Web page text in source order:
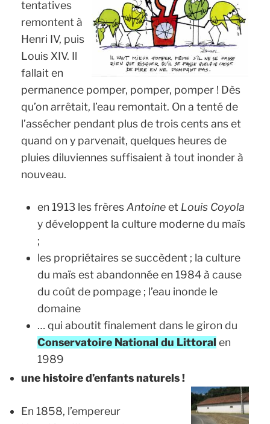
tentatives
remontent à
Henri IV, puis
Louis XIV. Il
fallait en
permanence pomper, pomper, pomper ! Dès
qu’on arrêtait, l’eau remontait. On a tenté de
l’assécher pendant plus de trois cents ans et
quand on y parvenait, quelques heures de
pluies diluviennes suffisaient à tout inonder à
nouveau.
en 1913 les frèresAntoineet Louis Coyola
y développent la culture moderne du maïs
;
les propriétaires se succèdent ; la culture
du maïs est abandonnée en 1984 à cause
du coût de pompage ; l’eau inonde le
domaine
… qui aboutit finalement dans le giron du
Conservatoire National du Littoral en
1989
une histoire d’enfants naturels !
En 1858, l’empereur